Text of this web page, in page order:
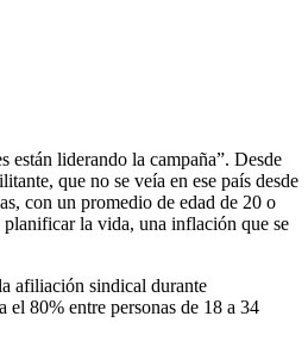
están liderando la campaña”. Desde
que no se veía en ese país desde
con un promedio de edad de 20 o
la vida, una inflación que se
afiliación sindical durante
el 80% entre personas de 18 a 34